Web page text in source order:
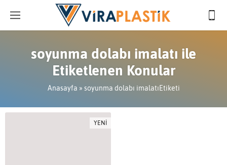
soyunma dolabı imalatı ile
Etiketlenen Konular
Anasayfa » soyunma dolabı imalatıEtiketi
YENİ